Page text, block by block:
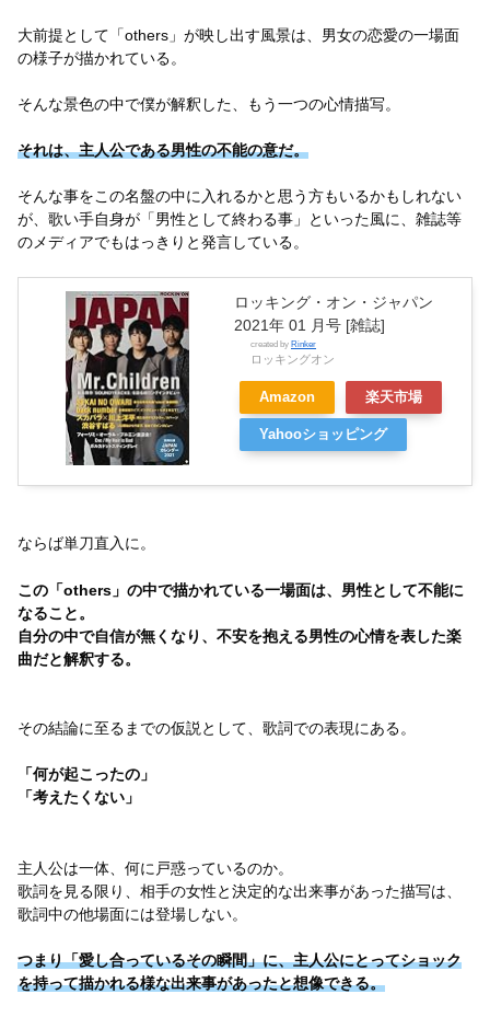
大前提として「others」が映し出す風景は、男女の恋愛の一場面
の様子が描かれている。
そんな景色の中で僕が解釈した、もう一つの心情描写。
それは、主人公である男性の不能の意だ。
そんな事をこの名盤の中に入れるかと思う方もいるかもしれない
が、歌い手自身が「男性として終わる事」といった風に、雑誌等
のメディアでもはっきりと発言している。
ロッキング・オン・ジャパン
2021年 01 月号 [雑誌]
created by Rinker
ロッキングオン
Amazon 楽天市場
Yahooショッピング
ならば単刀直入に。
この「others」の中で描かれている一場面は、男性として不能に
なること。
自分の中で自信が無くなり、不安を抱える男性の心情を表した楽
曲だと解釈する。
その結論に至るまでの仮説として、歌詞での表現にある。
「何が起こったの」
「考えたくない」
主人公は一体、何に戸惑っているのか。
歌詞を見る限り、相手の女性と決定的な出来事があった描写は、
歌詞中の他場面には登場しない。
つまり「愛し合っているその瞬間」に、主人公にとってショック
を持って描かれる様な出来事があったと想像できる。